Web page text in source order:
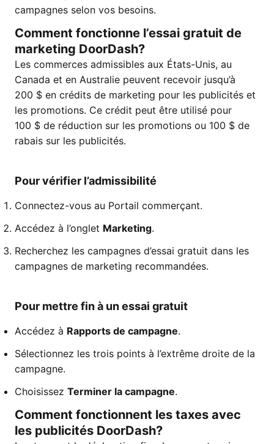
campagnes selon vos besoins.
Comment fonctionne l’essai gratuit de
marketing DoorDash?
Les commerces admissibles aux États-Unis, au
Canada et en Australie peuvent recevoir jusqu’à
200 $ en crédits de marketing pour les publicités et
les promotions. Ce crédit peut être utilisé pour
100 $ de réduction sur les promotions ou 100 $ de
rabais sur les publicités.
Pour vérifier l’admissibilité
Connectez-vous au Portail commerçant.
Accédez à l’onglet Marketing.
Recherchez les campagnes d’essai gratuit dans les
campagnes de marketing recommandées.
Pour mettre fin à un essai gratuit
Accédez à Rapports de campagne.
Sélectionnez les trois points à l’extrême droite de la
campagne.
Choisissez Terminer la campagne.
Comment fonctionnent les taxes avec
les publicités DoorDash?